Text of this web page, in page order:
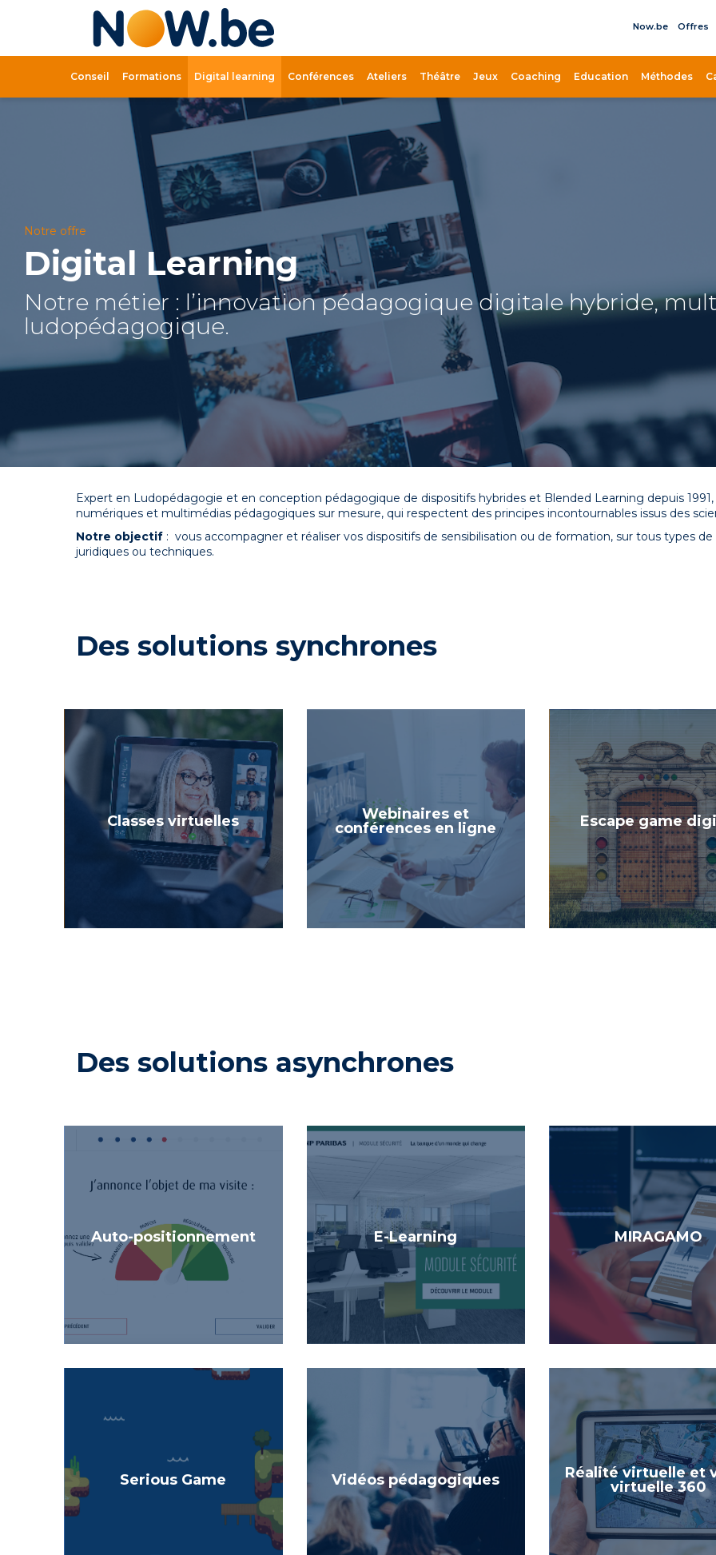
d'accueil
Now.be Offres
Conseil Formations Digital learning Conférences Ateliers Théâtre Jeux Coaching Education Méthodes
Notre offre
Digital Learning
Notre métier : l’innovation pédagogique digitale hybride,
ludopédagogique.
Expert en Ludopédagogie et en conception pédagogique de dispositifs hybrides et Blended Learning depuis 1991,
numériques et multimédias pédagogiques sur mesure, qui respectent des principes incontournables issus des
Notre objectif : vous accompagner et réaliser vos dispositifs de sensibilisation ou de formation, sur tous types
juridiques ou techniques.
Des solutions synchrones
Classes virtuelles
Webinaires et
conférences en ligne
Escape game
Des solutions asynchrones
Auto-positionnement E-Learning MIRAGAMO
Serious Game Vidéos pédagogiques
Réalité virtuelle et
virtuelle 360